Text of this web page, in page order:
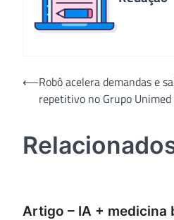
Navegação
⟵Robô acelera demandas e
repetitivo no Grupo
Artigo – IA + medicina